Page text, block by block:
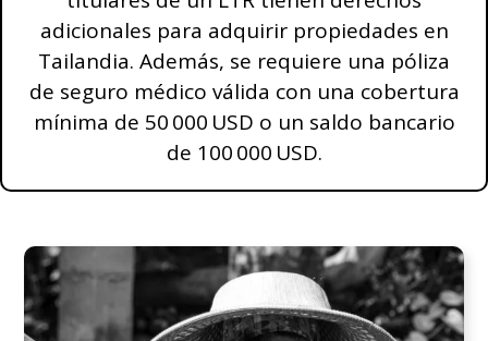
adicionales para adquirir propiedades en
Tailandia. Además, se requiere una póliza
de seguro médico válida con una cobertura
mínima de 50 000 USD o un saldo bancario
de 100 000 USD.